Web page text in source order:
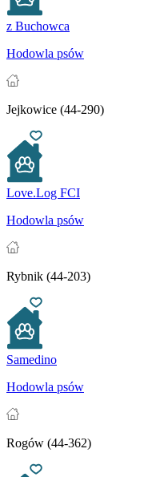
z Buchowca
Hodowla psów
Jejkowice (44-290)
Love.Log FCI
Hodowla psów
Rybnik (44-203)
Samedino
Hodowla psów
Rogów (44-362)